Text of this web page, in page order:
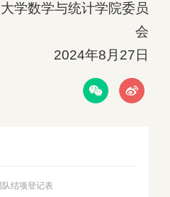
学数学与统计学院委员
会
2024年8月27日
结项登记表